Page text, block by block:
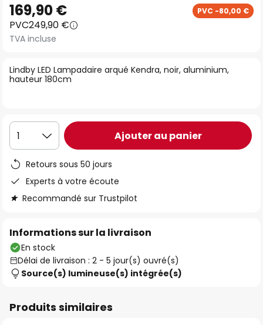
to
the
beginning
the
images
Lindby LED Lampadaire arqué Kendra, noir, aluminium,
hauteur 180cm
169,90 € PVC -80,00 €
PVC249,90 €
TVA incluse
1 Ajouter au panier
Retours sous 50 jours
Experts à votre écoute
Recommandé sur Trustpilot
Informations sur la livraison
En stock
Délai de livraison : 2 - 5 jour(s) ouvré(s)
Source(s) lumineuse(s) intégrée(s)
Produits similaires